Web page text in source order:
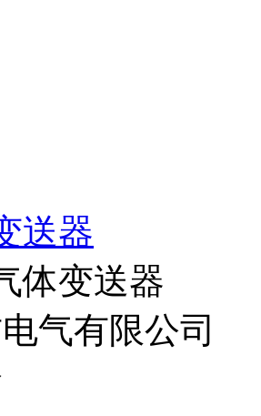
送器
体变送器
电气有限公司